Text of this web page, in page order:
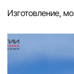
Изготовление,